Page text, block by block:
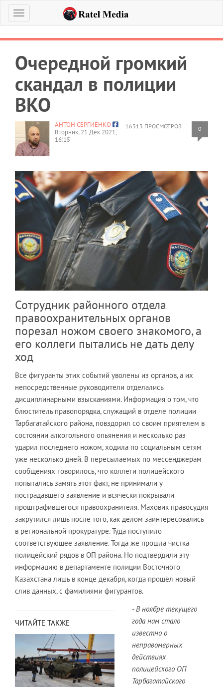
Меню
Очередной громкий
скандал в полиции
ВКО
16313 ПРОСМОТРОВ 0
АНТОН СЕРГИЕНКО
Вторник, 21 Дек 2021,
16:15
Сотрудник районного отдела
правоохранительных органов
порезал ножом своего знакомого, а
его коллеги пытались не дать делу
ход
Все фигуранты этих событий уволены из органов, а их
непосредственные руководители отделались
дисциплинарными взысканиями. Информация о том, что
блюститель правопорядка, служащий в отделе полиции
Тарбагатайского района, повздорил со своим приятелем в
состоянии алкогольного опьянения и несколько раз
ударил последнего ножом, ходила по социальным сетям
уже несколько дней. В пересылаемых по мессенджерам
сообщениях говорилось, что коллеги полицейского
попытались замять этот факт, не принимали у
пострадавшего заявление и всячески покрывали
проштрафившегося правоохранителя. Маховик правосудия
закрутился лишь после того, как делом заинтересовались
в региональной прокуратуре. Туда поступило
соответствующее заявление. Тогда же прошла чистка
полицейский рядов в ОП района. Но подтвердили эту
информацию в департаменте полиции Восточного
Казахстана лишь в конце декабря, когда прошёл новый
слив данных, с фамилиями фигурантов.
ЧИТАЙТЕ ТАКЖЕ
- В ноябре текущего
года нам стало
известно о
неправомерных
действиях
полицейского ОП
Тарбагатайского